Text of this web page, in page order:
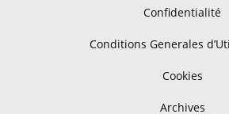
Confidentialité
Conditions Generales
Cookies
Archives